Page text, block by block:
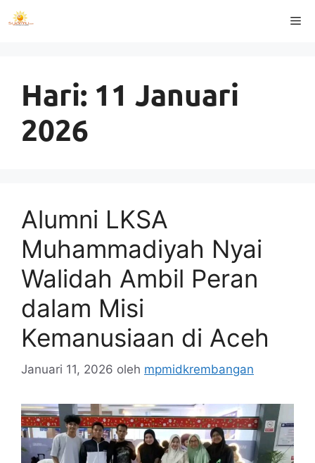
Langsung
ke
Hari: 11 Januari
2026
Alumni LKSA
Muhammadiyah Nyai
Walidah Ambil Peran
dalam Misi
Kemanusiaan di Aceh
Januari 11, 2026 oleh mpmidkrembangan